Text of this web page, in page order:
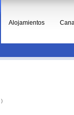
Alojamientos
)